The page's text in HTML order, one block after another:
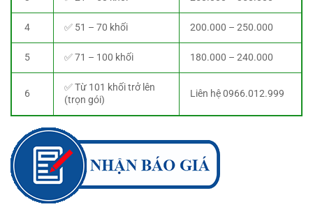
4 ✅ 51 – 70 khối 200.000 – 250.000
5 ✅ 71 – 100 khối 180.000 – 240.000
6
✅ Từ 101 khối trở lên
(trọn gói)
Liên hệ 0966.012.999